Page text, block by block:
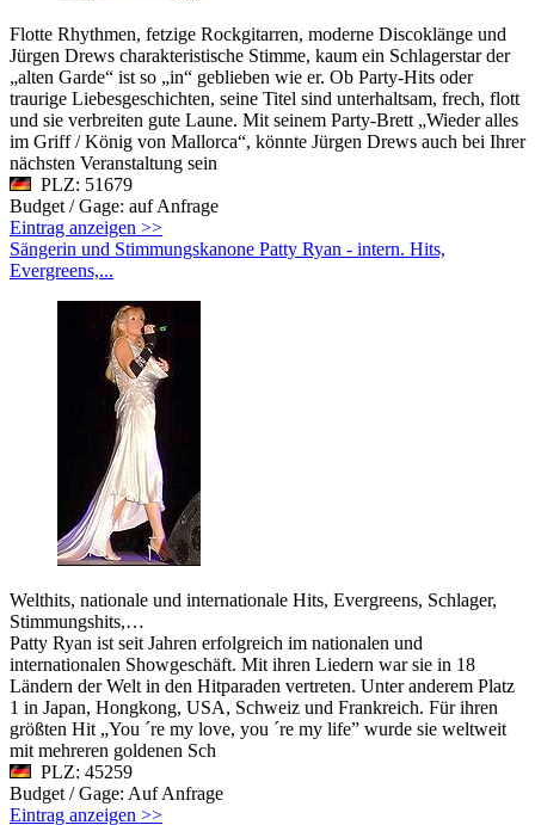
Flotte Rhythmen, fetzige Rockgitarren, moderne Discoklänge und
Jürgen Drews charakteristische Stimme, kaum ein Schlagerstar der
„alten Garde“ ist so „in“ geblieben wie er. Ob Party-Hits oder
traurige Liebesgeschichten, seine Titel sind unterhaltsam, frech, flott
und sie verbreiten gute Laune. Mit seinem Party-Brett „Wieder alles
im Griff / König von Mallorca“, könnte Jürgen Drews auch bei Ihrer
nächsten Veranstaltung sein
PLZ: 51679
Budget / Gage: auf Anfrage
Eintrag anzeigen >>
Sängerin und Stimmungskanone Patty Ryan - intern. Hits,
Evergreens,...
Welthits, nationale und internationale Hits, Evergreens, Schlager,
Stimmungshits,…
Patty Ryan ist seit Jahren erfolgreich im nationalen und
internationalen Showgeschäft. Mit ihren Liedern war sie in 18
Ländern der Welt in den Hitparaden vertreten. Unter anderem Platz
1 in Japan, Hongkong, USA, Schweiz und Frankreich. Für ihren
größten Hit „You ´re my love, you ´re my life” wurde sie weltweit
mit mehreren goldenen Sch
PLZ: 45259
Budget / Gage: Auf Anfrage
Eintrag anzeigen >>